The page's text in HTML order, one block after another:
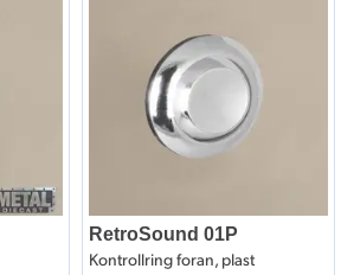
RetroSound 01P
Kontrollring foran, plast